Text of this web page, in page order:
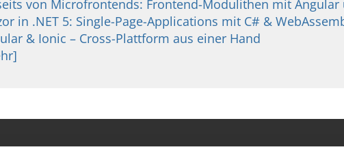
von Microfrontends: Frontend-Modulithen mit Angular
in .NET 5: Single-Page-Applications mit C# &
& Ionic – Cross-Plattform aus einer Hand